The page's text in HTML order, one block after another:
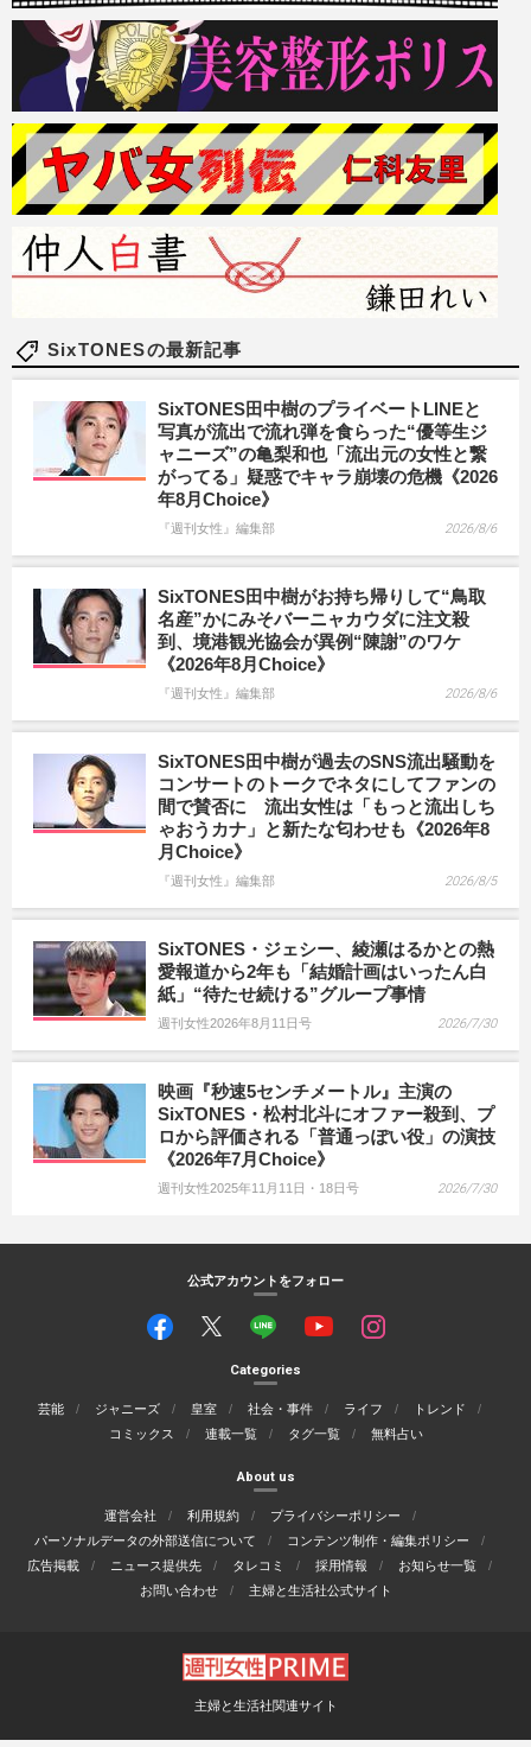
SixTONESの最新記事
SixTONES田中樹のプライベートLINEと
写真が流出で流れ弾を食らった“優等生ジ
ャニーズ”の亀梨和也「流出元の女性と繋
がってる」疑惑でキャラ崩壊の危機《2026
年8月Choice》
『週刊女性』編集部 2026/8/6
SixTONES田中樹がお持ち帰りして“鳥取
名産”かにみそバーニャカウダに注文殺
到、境港観光協会が異例“陳謝”のワケ
《2026年8月Choice》
『週刊女性』編集部 2026/8/6
SixTONES田中樹が過去のSNS流出騒動を
コンサートのトークでネタにしてファンの
間で賛否に 流出女性は「もっと流出しち
ゃおうカナ」と新たな匂わせも《2026年8
月Choice》
『週刊女性』編集部 2026/8/5
SixTONES・ジェシー、綾瀬はるかとの熱
愛報道から2年も「結婚計画はいったん白
紙」“待たせ続ける”グループ事情
週刊女性2026年8月11日号 2026/7/30
映画『秒速5センチメートル』主演の
SixTONES・松村北斗にオファー殺到、プ
ロから評価される「普通っぽい役」の演技
《2026年7月Choice》
週刊女性2025年11月11日・18日号 2026/7/30
公式アカウントをフォロー
Categories
芸能 ジャニーズ 皇室 社会・事件 ライフ
トレンド
コミックス
連載一覧 タグ一覧 無料占い
About us
運営会社 利用規約
プライバシーポリシー
パーソナルデータの外部送信について
コンテンツ制作・編集ポリシー
広告掲載
ニュース提供先 タレコミ 採用情報
お知らせ一覧
お問い合わせ
主婦と生活社公式サイト
主婦と生活社関連サイト